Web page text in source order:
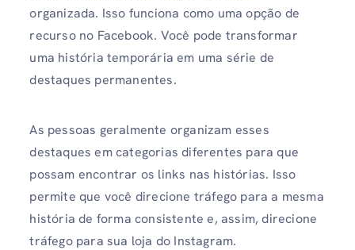
organizada. Isso funciona como uma opção de
recurso no Facebook. Você pode transformar
uma história temporária em uma série de
destaques permanentes.
As pessoas geralmente organizam esses
destaques em categorias diferentes para que
possam encontrar os links nas histórias. Isso
permite que você direcione tráfego para a mesma
história de forma consistente e, assim, direcione
tráfego para sua loja do Instagram.